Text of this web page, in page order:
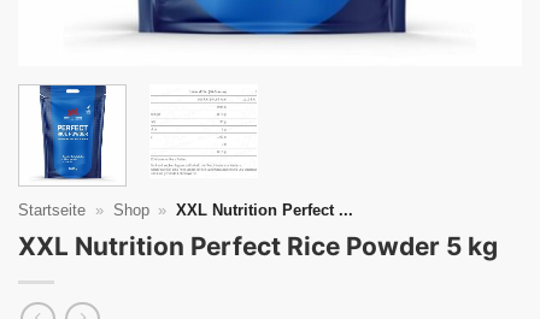
Startseite » Shop » XXL Nutrition Perfect ...
XXL Nutrition Perfect Rice Powder 5 kg